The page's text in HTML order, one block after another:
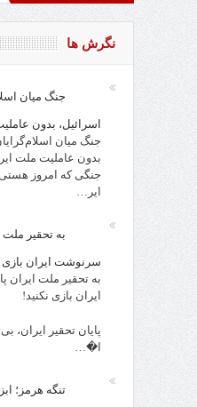
و نقد از افراد، احزاب، حکام
نگرش ها
جنگ میان
اسرائیل، بدون
جنگ میان
بدون عاملیت ملت
جنگی که امروز هستی
ایر…
به تحقیر ملت
سرنوشت ایران بازی
به تحقیر ملت ایران
ایران بازی نکنید!
پایان تحقیر ایران،
ا�…
تنگه هرمز؛